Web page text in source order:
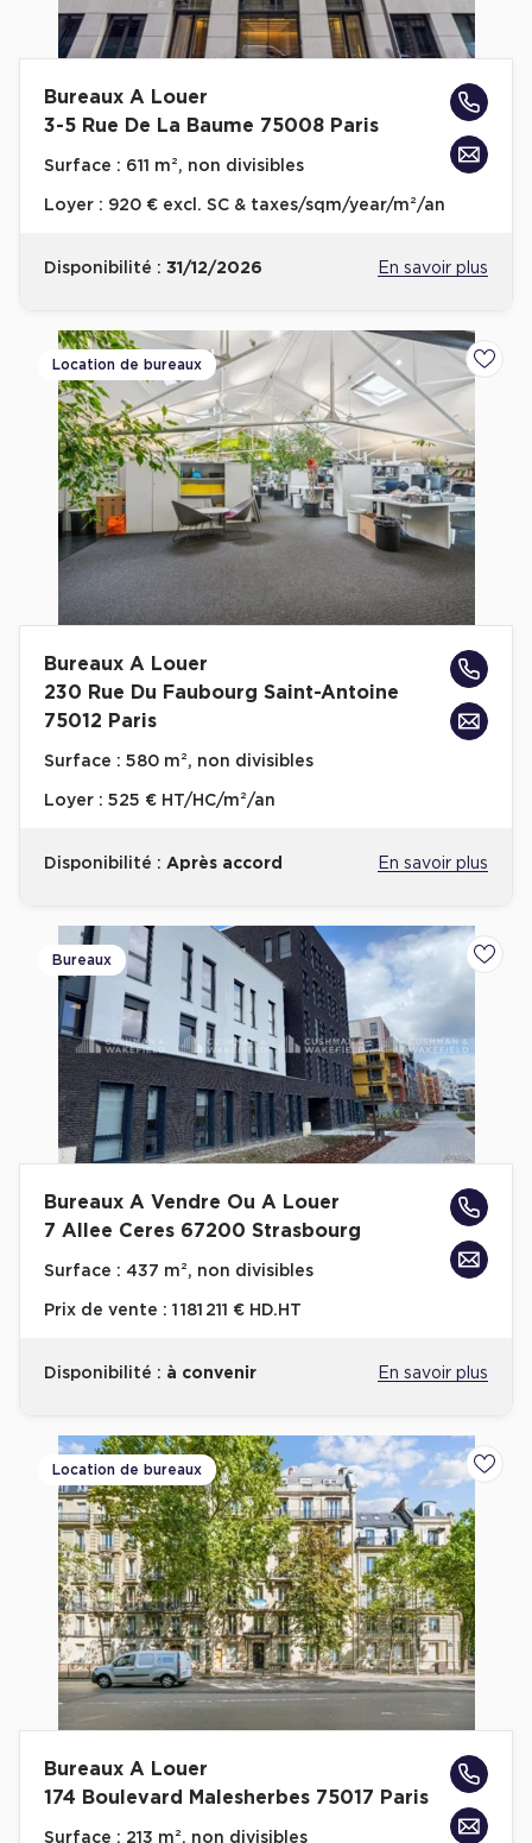
Bureaux A Louer
3-5 Rue De La Baume 75008 Paris
Surface : 611 m², non divisibles
Loyer : 920 € excl. SC & taxes/sqm/year/m²/an
Disponibilité : 31/12/2026 En savoir plus
Location de bureaux
Bureaux A Louer
230 Rue Du Faubourg Saint-Antoine
75012 Paris
Surface : 580 m², non divisibles
Loyer : 525 € HT/HC/m²/an
Disponibilité : Après accord En savoir plus
Bureaux
Bureaux A Vendre Ou A Louer
7 Allee Ceres 67200 Strasbourg
Surface : 437 m², non divisibles
Prix de vente : 1 181 211 € HD.HT
Disponibilité : à convenir En savoir plus
Location de bureaux
Bureaux A Louer
174 Boulevard Malesherbes 75017 Paris
Surface : 213 m², non divisibles